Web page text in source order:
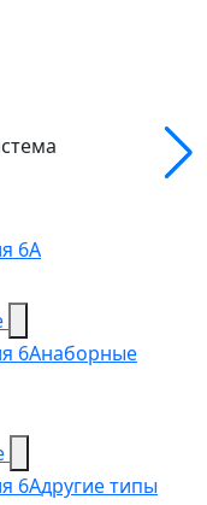
6А
6Aнаборные
6Aдругие типы